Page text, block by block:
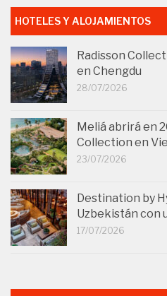
HOTELES Y ALOJAMIENTOS
Radisson
en Chengdu
28/07/2026
Meliá abrirá en
Collection en
23/07/2026
Destination by
Uzbekistán con
17/07/2026